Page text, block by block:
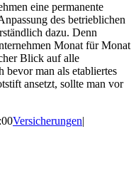
eine permanente
des betrieblichen
dazu. Denn
Monat für Monat
Blick auf alle
bevor man als etabliertes
ansetzt, sollte man vor
Versicherungen|